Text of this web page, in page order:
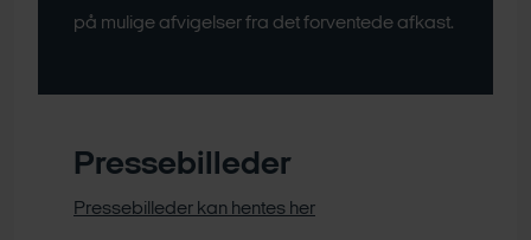
på mulige afvigelser fra det forventede afkast.
Pressebilleder
Pressebilleder kan hentes her